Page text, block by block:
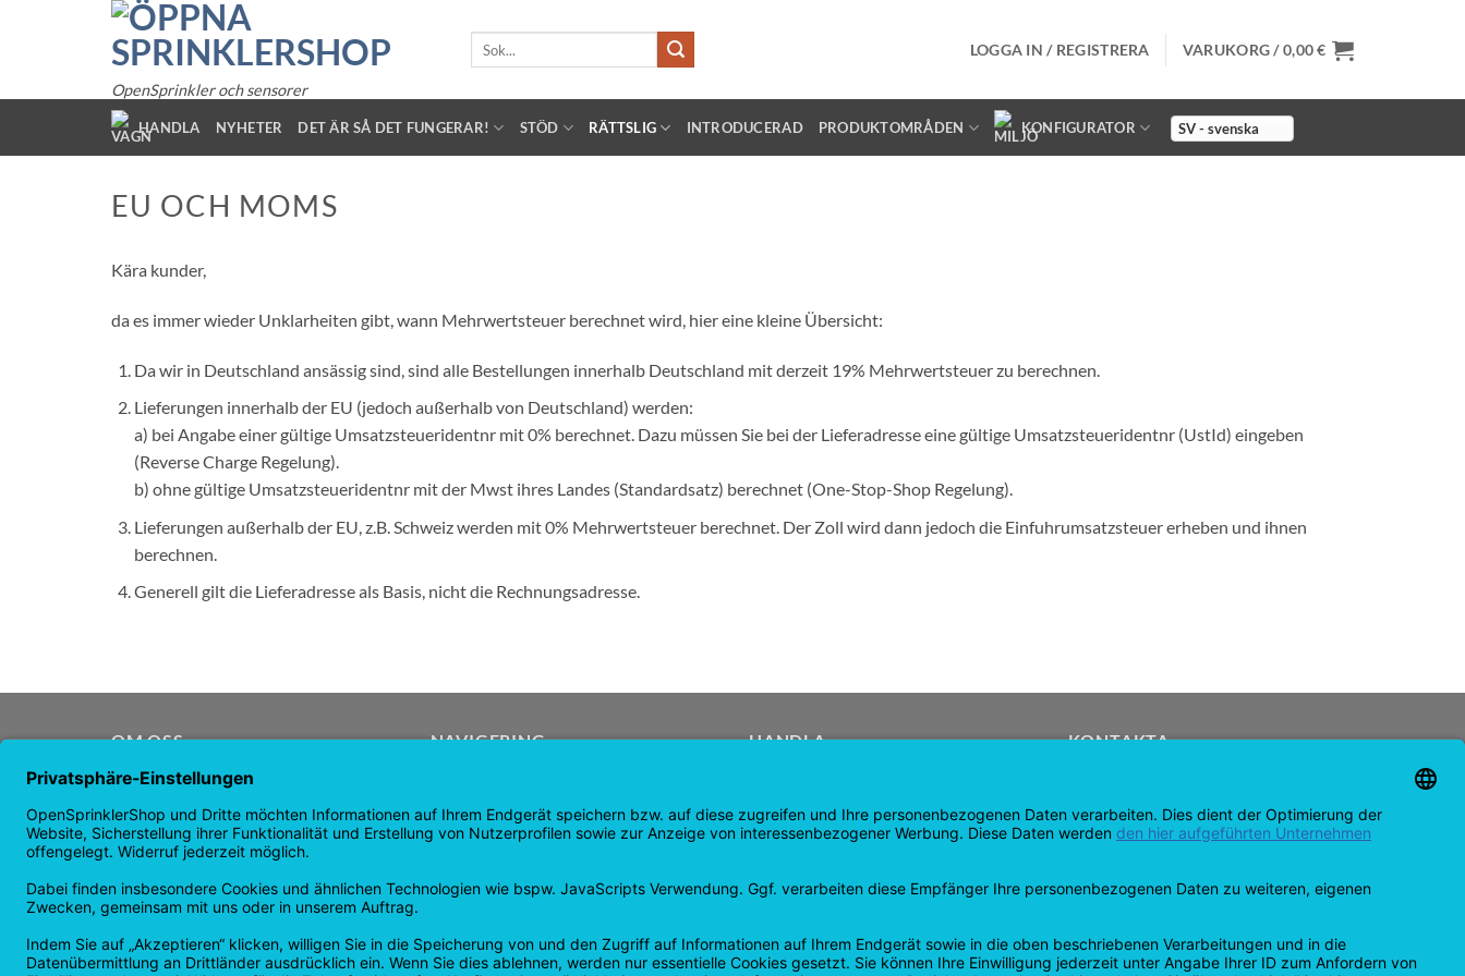
OpenSprinkler och sensorer
LOGGA IN / REGISTRERA VARUKORG /0,00€
HANDLA NYHETER DET ÄR SÅ DET FUNGERAR! STÖD RÄTTSLIG INTRODUCERAD PRODUKTOMRÅDEN KONFIGURATOR
EU OCH MOMS
Kära kunder,
da es immer wieder Unklarheiten gibt, wann Mehrwertsteuer berechnet wird, hier eine kleine Übersicht:
Da wir in Deutschland ansässig sind, sind alle Bestellungen innerhalb Deutschland mit derzeit 19% Mehrwertsteuer zu berechnen.
Lieferungen innerhalb der EU (jedoch außerhalb von Deutschland) werden:
a) bei Angabe einer gültige Umsatzsteueridentnr mit 0% berechnet. Dazu müssen Sie bei der Lieferadresse eine gültige Umsatzsteueridentnr (UstId) eingeben
(Reverse Charge Regelung).
b) ohne gültige Umsatzsteueridentnr mit der Mwst ihres Landes (Standardsatz) berechnet (One-Stop-Shop Regelung).
Lieferungen außerhalb der EU, z.B. Schweiz werden mit 0% Mehrwertsteuer berechnet. Der Zoll wird dann jedoch die Einfuhrumsatzsteuer erheben und ihnen
berechnen.
Generell gilt die Lieferadresse als Basis, nicht die Rechnungsadresse.
OM OSS
bevattningssystem med öppen
källkod. Använd kraften i OpenSource
och automatisera din bevattning!
NAVIGERING
Butikssida
garanti
Sekretesspolicy
HANDLA
Kundvagn
Mitt konto
KONTAKTA
07254-4045434
Helpdesk